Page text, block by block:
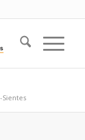
Sientes